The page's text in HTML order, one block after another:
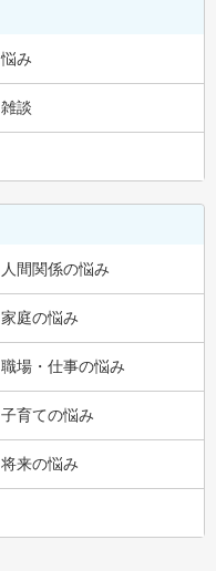
悩み
雑談
人間関係の悩み
家庭の悩み
職場・仕事の悩み
子育ての悩み
将来の悩み